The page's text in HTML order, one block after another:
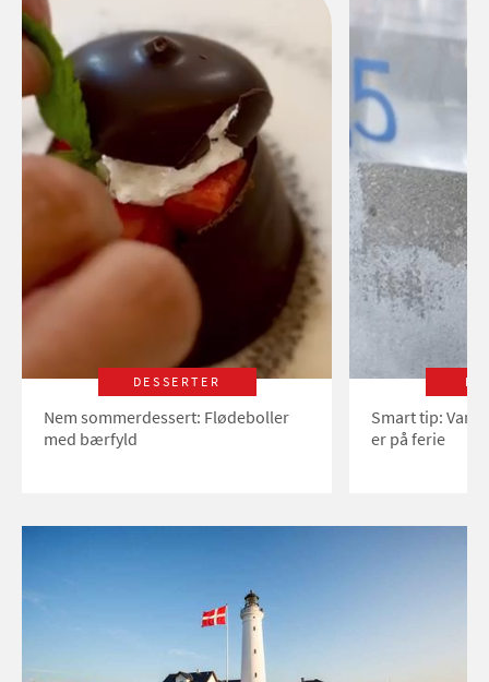
DESSERTER
Nem sommerdessert: Flødeboller
med bærfyld
Smart tip:
er på ferie